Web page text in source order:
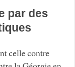
par des
celle contre